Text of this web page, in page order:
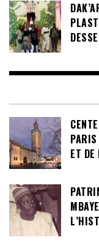
ET DE